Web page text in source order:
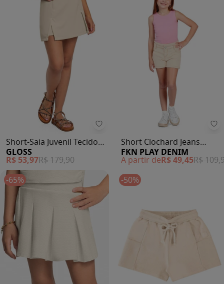
Gloss - Short-Saia Juvenil Tecido
Short-Saia Juvenil Tecido
(Bege)
GLOSS
R$ 53,97R$ 179,90
Short Clochard Jeans
(Bege)
FKN PLAY DENIM
A partir deR$ 49,45R$
-65%
-50%